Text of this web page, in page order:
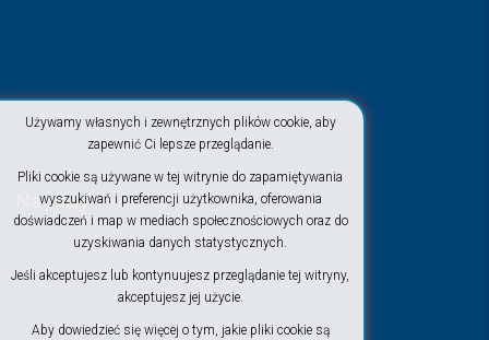
Używamy własnych i zewnętrznych plików cookie, aby
zapewnić Ci lepsze przeglądanie.
Pliki cookie są używane w tej witrynie do zapamiętywania
wyszukiwań i preferencji użytkownika, oferowania
doświadczeń i map w mediach społecznościowych oraz do
uzyskiwania danych statystycznych.
Jeśli akceptujesz lub kontynuujesz przeglądanie tej witryny,
akceptujesz jej użycie.
Aby dowiedzieć się więcej o tym, jakie pliki cookie są
Na plaży